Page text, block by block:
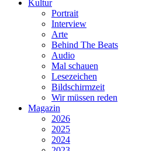
Kultur
Portrait
Interview
Arte
Behind The Beats
Audio
Mal schauen
Lesezeichen
Bildschirmzeit
Wir müssen reden
Magazin
2026
2025
2024